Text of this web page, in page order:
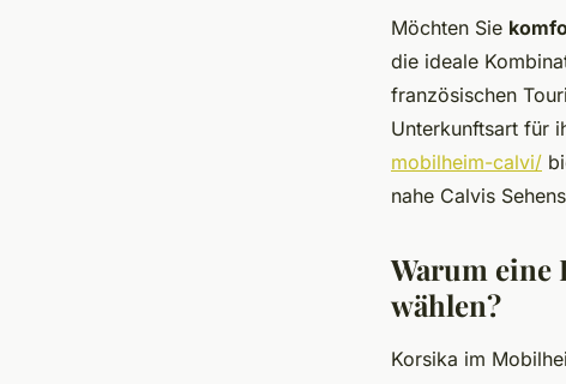
Möchten Sie
die ideale
französischen
Unterkunftsart für
mobilheim-calvi/
nahe Calvis
Warum
wählen?
Korsika im